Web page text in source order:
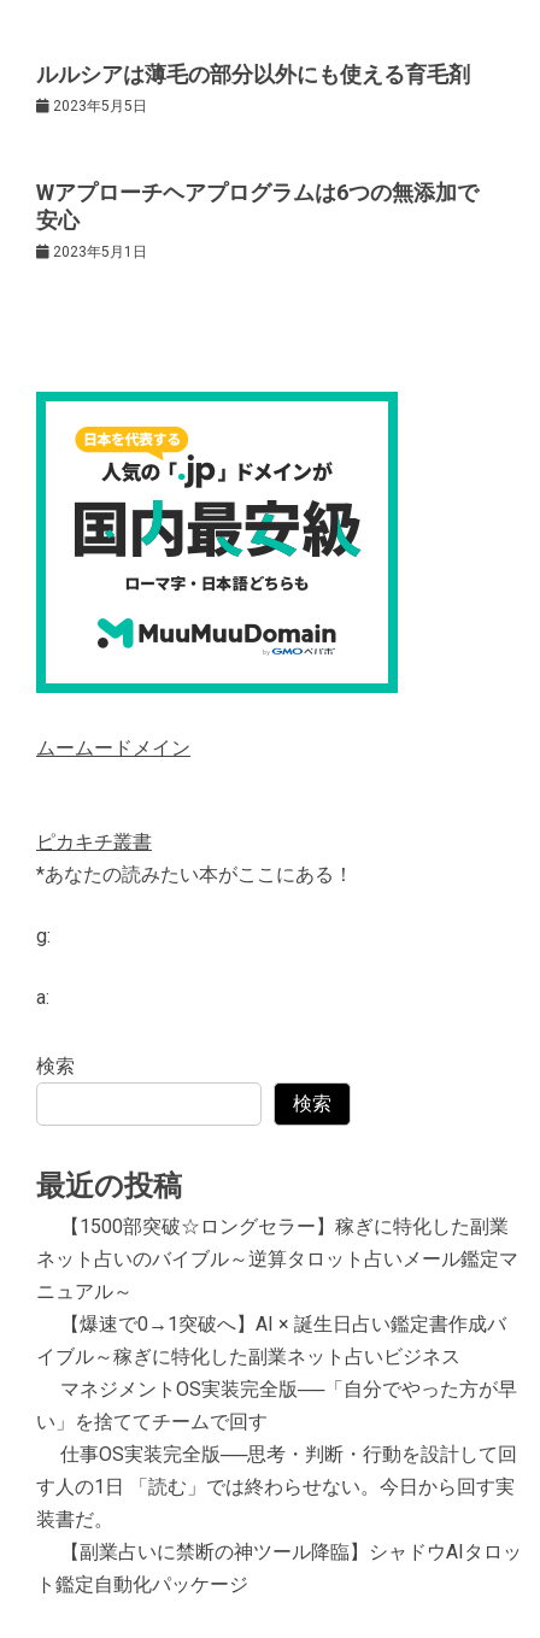
ン
ルルシアは薄毛の部分以外にも使える育毛剤
2023年5月5日
Wアプローチヘアプログラムは6つの無添加で
安心
2023年5月1日
ムームードメイン
ピカキチ叢書
*あなたの読みたい本がここにある！
g:
a:
検索
検索
最近の投稿
【1500部突破☆ロングセラー】稼ぎに特化した副業
ネット占いのバイブル～逆算タロット占いメール鑑定マ
ニュアル～
【爆速で0→1突破へ】AI × 誕生日占い鑑定書作成バ
イブル～稼ぎに特化した副業ネット占いビジネス
マネジメントOS実装完全版──「自分でやった方が早
い」を捨ててチームで回す
仕事OS実装完全版──思考・判断・行動を設計して回
す人の1日 「読む」では終わらせない。今日から回す実
装書だ。
【副業占いに禁断の神ツール降臨】シャドウAIタロッ
ト鑑定自動化パッケージ